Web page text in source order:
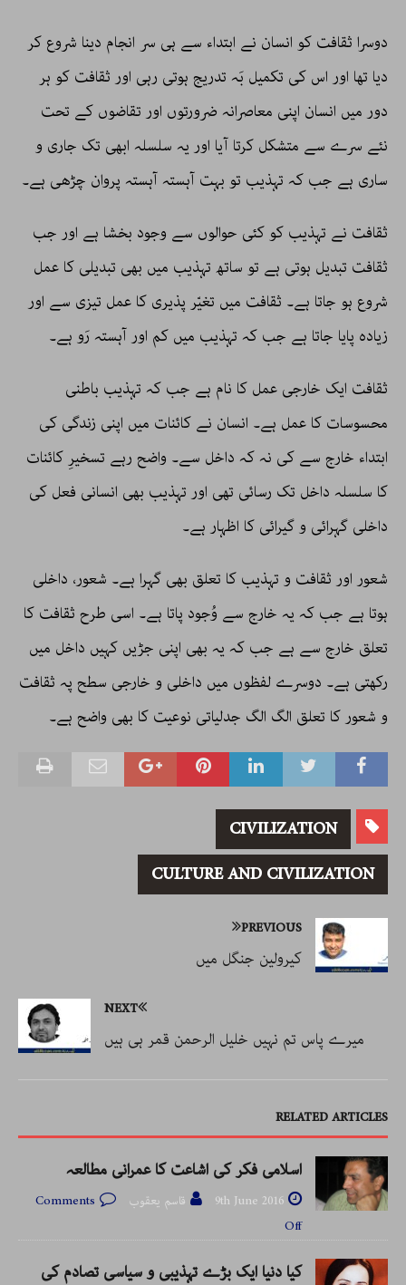
دوسرا ثقافت کو انسان نے ابتداء سے ہی سر انجام دینا شروع کر
دیا تھا اور اس کی تکمیل بَہ تدریج ہوتی رہی اور ثقافت کو ہر
دور میں انسان اپنی معاصرانہ ضرورتوں اور تقاضوں کے تحت
نئے سرے سے متشکل کرتا آیا اور یہ سلسلہ ابھی تک جاری و
ساری ہے جب کہ تہذیب تو بہت آہستہ آہستہ پروان چڑھی ہے۔
ثقافت نے تہذیب کو کئی حوالوں سے وجود بخشا ہے اور جب
ثقافت تبدیل ہوتی ہے تو ساتھ تہذیب میں بھی تبدیلی کا عمل
شروع ہو جاتا ہے۔ ثقافت میں تغیّر پذیری کا عمل تیزی سے اور
زیادہ پایا جاتا ہے جب کہ تہذیب میں کم اور آہستہ رَو ہے۔
ثقافت ایک خارجی عمل کا نام ہے جب کہ تہذیب باطنی
محسوسات کا عمل ہے۔ انسان نے کائنات میں اپنی زندگی کی
ابتداء خارج سے کی نہ کہ داخل سے۔ واضح رہے تسخیرِ کائنات
کا سلسلہ داخل تک رسائی تھی اور تہذیب بھی انسانی فعل کی
داخلی گہرائی و گیرائی کا اظہار ہے۔
شعور اور ثقافت و تہذیب کا تعلق بھی گہرا ہے۔ شعور، داخلی
ہوتا ہے جب کہ یہ خارج سے وُجود پاتا ہے۔ اسی طرح ثقافت کا
تعلق خارج سے ہے جب کہ یہ بھی اپنی جڑیں کہیں داخل میں
رکھتی ہے۔ دوسرے لفظوں میں داخلی و خارجی سطح پہ ثقافت
و شعور کا تعلق الگ الگ جدلیاتی نوعیت کا بھی واضح ہے۔
CIVILIZATION
CULTURE AND CIVILIZATION
PREVIOUS
کیرولین جنگل میں
NEXT
میرے پاس تم نہیں خلیل الرحمن قمر ہی ہیں
RELATED ARTICLES
اسلامی فکر کی اشاعت کا عمرانی مطالعہ
9th June 2016 قاسم یعقوب
Comments
Off
کیا دنیا ایک بڑے تہذیبی و سیاسی تصادم کی